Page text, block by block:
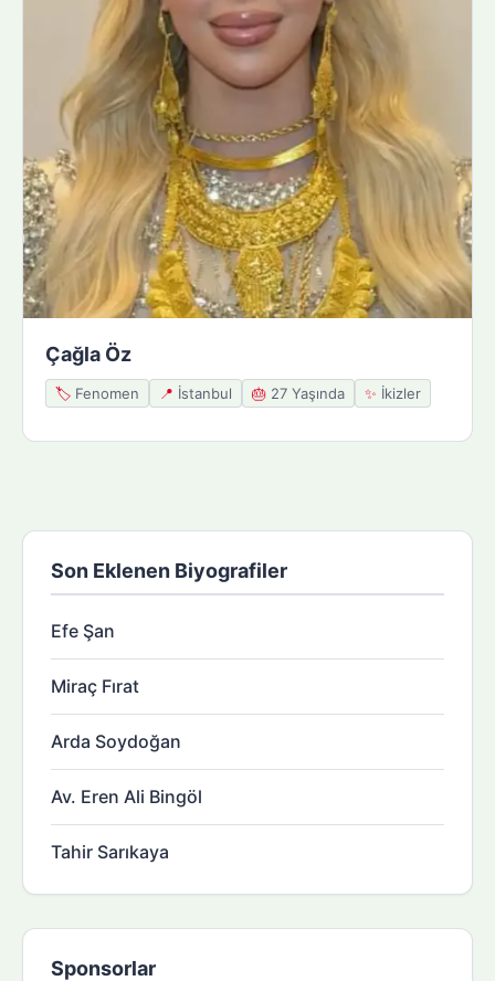
Çağla Öz
🏷️ Fenomen 📍 İstanbul 🎂 27 Yaşında ✨ İkizler
Son Eklenen Biyografiler
Efe Şan
Miraç Fırat
Arda Soydoğan
Av. Eren Ali Bingöl
Tahir Sarıkaya
Sponsorlar